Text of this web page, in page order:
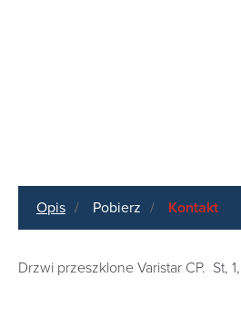
Opis Pobierz Kontakt
Drzwi przeszklone Varistar CP. St,